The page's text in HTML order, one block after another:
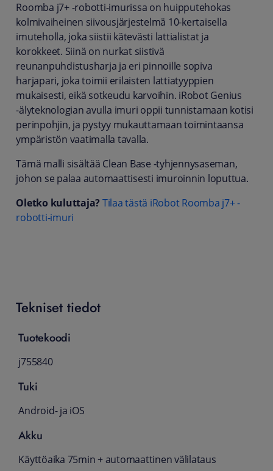
Roomba j7+ -robotti-imurissa on huipputehokas
kolmivaiheinen siivousjärjestelmä 10-kertaisella
imuteholla, joka siistii kätevästi lattialistat ja
korokkeet. Siinä on nurkat siistivä
reunanpuhdistusharja ja eri pinnoille sopiva
harjapari, joka toimii erilaisten lattiatyyppien
mukaisesti, eikä sotkeudu karvoihin. iRobot Genius
-älyteknologian avulla imuri oppii tunnistamaan kotisi
perinpohjin, ja pystyy mukauttamaan toimintaansa
ympäristön vaatimalla tavalla.
Tämä malli sisältää Clean Base -tyhjennysaseman,
johon se palaa automaattisesti imuroinnin loputtua.
Oletko kuluttaja? Tilaa tästä iRobot Roomba j7+ -
robotti-imuri
Tekniset tiedot
Tuotekoodi
j755840
Tuki
Android- ja iOS
Akku
Käyttöaika 75min + automaattinen välilataus